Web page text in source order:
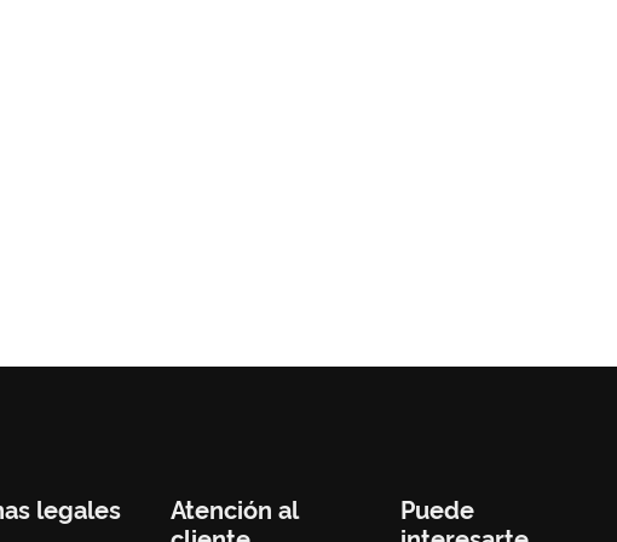
legales
Atención al
Puede